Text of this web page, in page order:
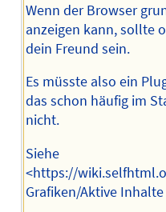
Wenn der Browser
anzeigen kann, sollte
dein Freund sein.
Es müsste also ein
das schon häufig im
nicht.
Siehe
<https://
Grafiken/Aktive